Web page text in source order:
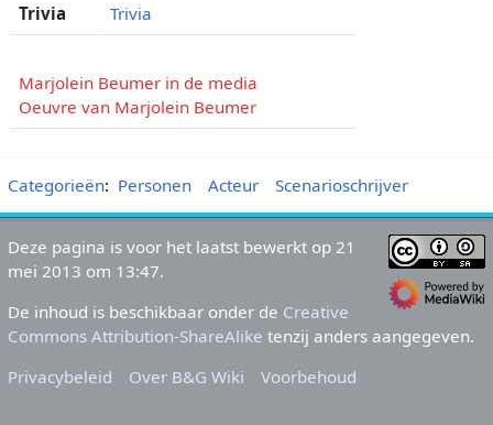
Trivia Trivia
Marjolein Beumer in de media
Oeuvre van Marjolein Beumer
Categorieën: Personen Acteur Scenarioschrijver
Deze pagina is voor het laatst bewerkt op 21
mei 2013 om 13:47.
De inhoud is beschikbaar onder de Creative
Commons Attribution-ShareAlike tenzij anders aangegeven.
Privacybeleid
Over B&G Wiki Voorbehoud